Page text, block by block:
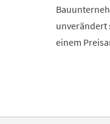
unverändert
einem